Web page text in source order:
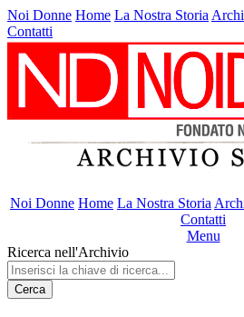
Noi Donne Home La Nostra Storia
Contatti
Noi Donne Home La Nostra Storia
Contatti
Menu
Ricerca nell'Archivio
Cerca